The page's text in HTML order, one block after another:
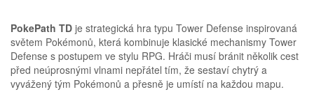
PokePath TD je strategická hra typu Tower Defense inspirovaná
světem Pokémonů, která kombinuje klasické mechanismy Tower
Defense s postupem ve stylu RPG. Hráči musí bránit několik cest
před neúprosnými vlnami nepřátel tím, že sestaví chytrý a
vyvážený tým Pokémonů a přesně je umístí na každou mapu.